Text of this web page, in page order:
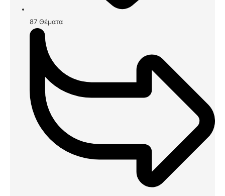
87 Θέματα